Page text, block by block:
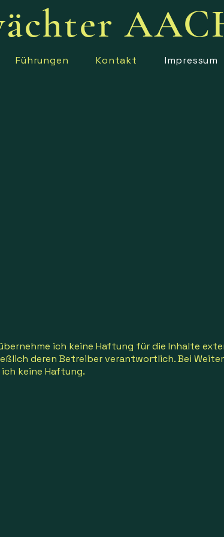
Führungen Kontakt Impressum
ich keine Haftung für die Inhalte
deren Betreiber verantwortlich. Bei
keine Haftung.